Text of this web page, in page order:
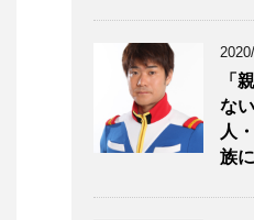
「
な
人
族